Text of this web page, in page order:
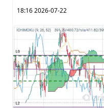
2026-07-22 18:16